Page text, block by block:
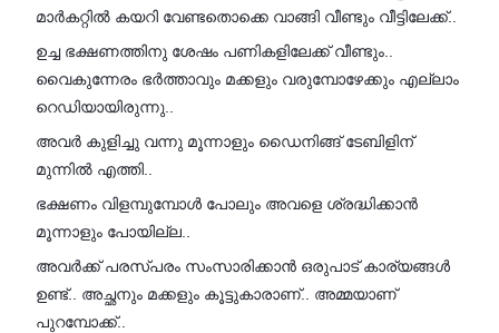
മാർകറ്റിൽ കയറി വേണ്ടതൊക്കെ വാങ്ങി വീണ്ടും വീട്ടിലേക്ക്..
ഉച്ച ഭക്ഷണത്തിനു ശേഷം പണികളിലേക്ക് വീണ്ടും..
വൈകുന്നേരം ഭർത്താവും മക്കളും വരുമ്പോഴേക്കും എല്ലാം
റെഡിയായിരുന്നു..
അവർ കുളിച്ചു വന്നു മൂന്നാളും ഡൈനിങ്ങ് ടേബിളിന്
മുന്നിൽ എത്തി..
ഭക്ഷണം വിളമ്പുമ്പോൾ പോലും അവളെ ശ്രദ്ധിക്കാൻ
മൂന്നാളും പോയില്ല..
അവർക്ക് പരസ്പരം സംസാരിക്കാൻ ഒരുപാട് കാര്യങ്ങൾ
ഉണ്ട്.. അച്ഛനും മക്കളും കൂട്ടുകാരാണ്.. അമ്മയാണ്
പുറമ്പോക്ക്..